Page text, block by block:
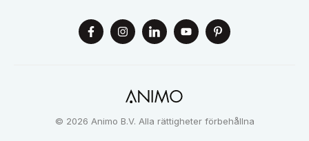
© 2026 Animo B.V. Alla rättigheter förbehållna